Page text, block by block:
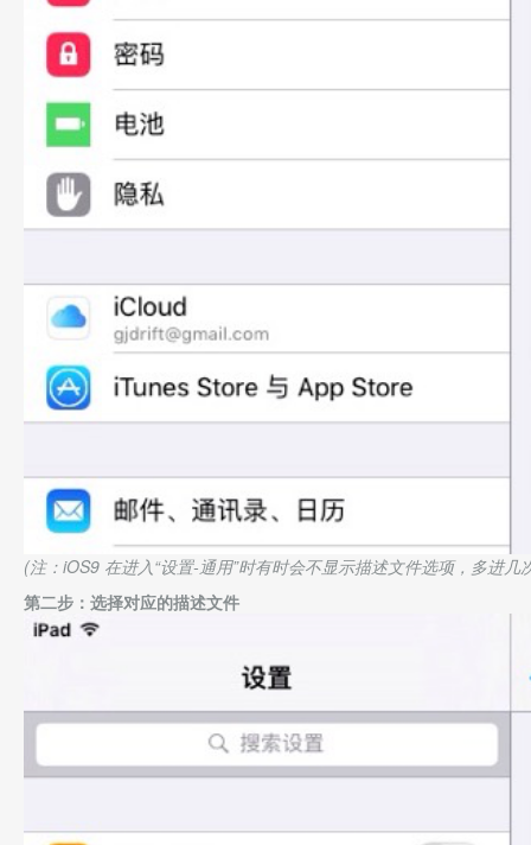
(注：iOS9 在进入“设置-通用”时有时会不显示描述文件选项，多进几
第二步：选择对应的描述文件